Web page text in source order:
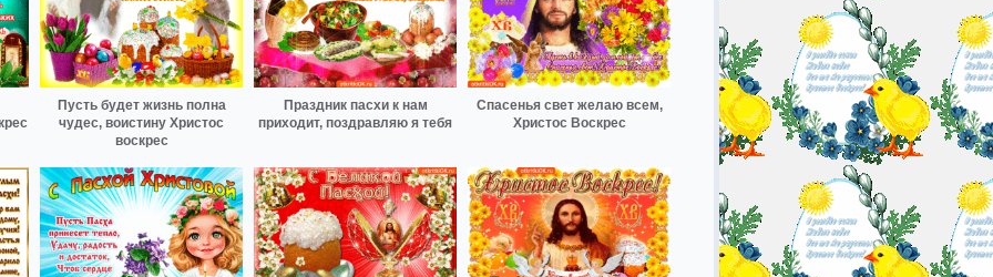
Пусть будет жизнь полна
чудес, воистину Христос
воскрес
Праздник пасхи к нам
приходит, поздравляю я тебя
Спасенья свет желаю всем,
Христос Воскрес